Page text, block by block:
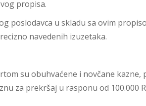
propisa.
poslodavca u skladu sa ovim
navedenih izuzetaka.
su obuhvaćene i novčane
za prekršaj u rasponu od 100.000